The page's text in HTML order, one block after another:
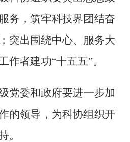
务，筑牢科技界团结奋
突出围绕中心、服务大
作者建功“十五五”。
党委和政府要进一步加
的领导，为科协组织开
。